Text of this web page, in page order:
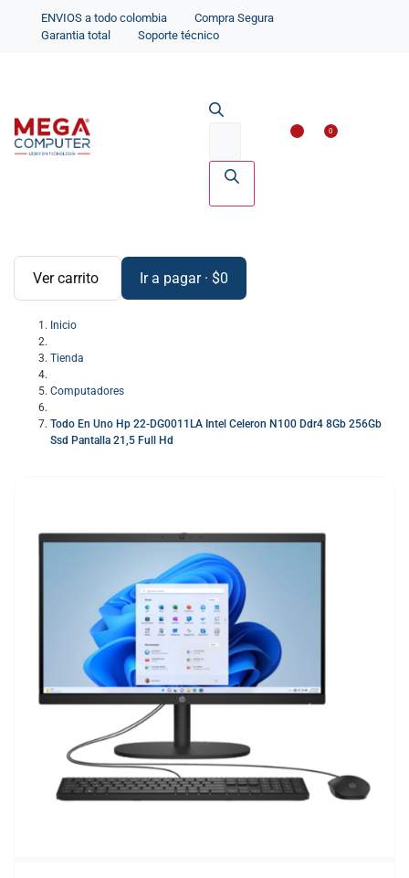
ENVIOS a todo colombia
Compra Segura
Garantia total
Soporte técnico
0
Ver carrito Ir a pagar · $0
Inicio
Tienda
Computadores
Todo En Uno Hp 22-DG0011LA Intel Celeron N100 Ddr4 8Gb 256Gb
Ssd Pantalla 21,5 Full Hd